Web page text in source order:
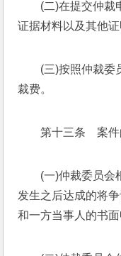
(二)在提交仲裁
证据材料以及其他证
(三)按照仲裁委
裁费。
第十三条　案
(一)仲裁委员会
发生之后达成的将
和一方当事人的书面